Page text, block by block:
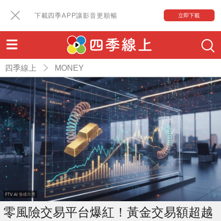
下載四季APP讓影音更順暢 立即下載
四季線上 MONEY
零風險交易平台爆紅！黃金交易額超越